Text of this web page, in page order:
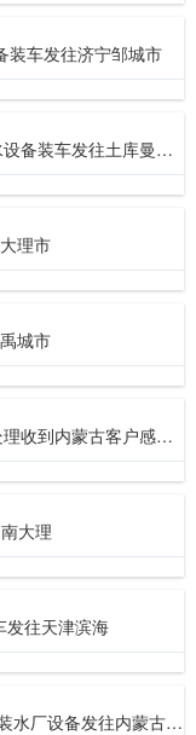
装车发往济宁邹城市
【川一股份】10T双级反渗透设备+EDI超纯水设备装车发往土库曼斯坦
理市
城市
【川一股份】可靠服务获认可！山东川一水处理收到内蒙古客户感谢信
大理
发往天津滨海
【川一股份】双级反渗透设备+小桶小瓶水灌装水厂设备发往内蒙古清河县